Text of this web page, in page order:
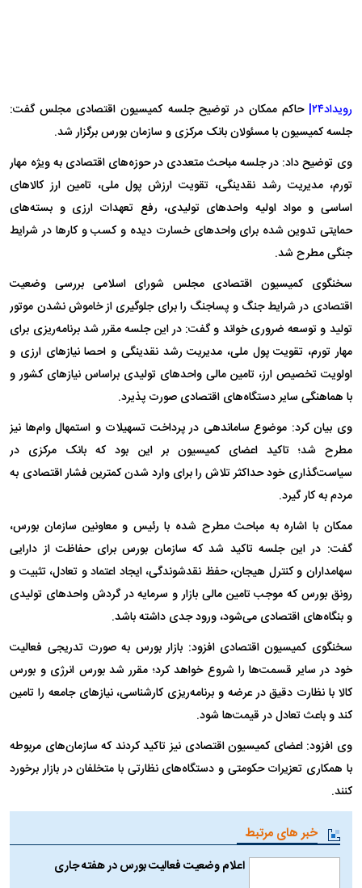
رویداد۲۴|
حاکم ممکان در توضیح جلسه کمیسیون اقتصادی مجلس گفت:
جلسه کمیسیون با مسئولان بانک مرکزی و سازمان بورس برگزار شد.
وی توضیح داد: در جلسه مباحث متعددی در حوزه‌های اقتصادی به ویژه مهار
تورم، مدیریت رشد نقدینگی، تقویت ارزش پول ملی، تامین ارز کالا‌های
اساسی و مواد اولیه واحد‌های تولیدی، رفع تعهدات ارزی و بسته‌های
حمایتی تدوین شده برای واحد‌های خسارت دیده و کسب و کار‌ها در شرایط
جنگی مطرح شد.
سخنگوی کمیسیون اقتصادی مجلس شورای اسلامی بررسی وضعیت
اقتصادی در شرایط جنگ و پساجنگ را برای جلوگیری از خاموش نشدن موتور
تولید و توسعه ضروری خواند و گفت: در این جلسه مقرر شد برنامه‌ریزی برای
مهار تورم، تقویت پول ملی، مدیریت رشد نقدینگی و احصا نیاز‌های ارزی و
اولویت تخصیص ارز، تامین مالی واحد‌های تولیدی براساس نیاز‌های کشور و
با هماهنگی سایر دستگاه‌های اقتصادی صورت پذیرد.
وی بیان کرد: موضوع ساماندهی در پرداخت تسهیلات و استمهال وام‌ها نیز
مطرح شد؛ تاکید اعضای کمیسیون بر این بود که بانک مرکزی در
سیاست‌گذاری خود حداکثر تلاش را برای وارد شدن کمترین فشار اقتصادی به
مردم به کار گیرد.
ممکان با اشاره به مباحث مطرح شده با رئیس و معاونین سازمان بورس،
گفت: در این جلسه تاکید شد که سازمان بورس برای حفاظت از دارایی
سهامداران و کنترل هیجان، حفظ نقدشوندگی، ایجاد اعتماد و تعادل، تثبیت و
رونق بورس که موجب تامین مالی بازار و سرمایه در گردش واحد‌های تولیدی
و بنگاه‌های اقتصادی می‌شود، ورود جدی داشته باشد.
سخنگوی کمیسیون اقتصادی افزود: بازار بورس به صورت تدریجی فعالیت
خود در سایر قسمت‌ها را شروع خواهد کرد؛ مقرر شد بورس انرژی و بورس
کالا با نظارت دقیق در عرضه و برنامه‌ریزی کارشناسی، نیاز‌های جامعه را تامین
کند و باعث تعادل در قیمت‌ها شود.
وی افزود: اعضای کمیسیون اقتصادی نیز تاکید کردند که سازمان‌های مربوطه
با همکاری تعزیرات حکومتی و دستگاه‌های نظارتی با متخلفان در بازار برخورد
کنند.
خبر های مرتبط
اعلام وضعیت فعالیت بورس در هفته جاری